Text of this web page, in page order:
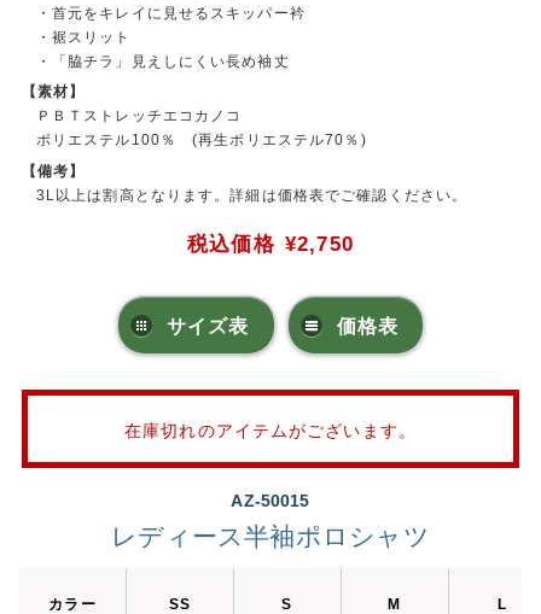
・首元をキレイに見せるスキッパー衿
・裾スリット
・「脇チラ」見えしにくい長め袖丈
【素材】
ＰＢＴストレッチエコカノコ
ポリエステル100％ (再生ポリエステル70％)
【備考】
3L以上は割高となります。詳細は価格表でご確認ください。
税込価格 ¥2,750
サイズ表 価格表
在庫切れのアイテムがございます。
AZ-50015
レディース半袖ポロシャツ
カラー SS S M L